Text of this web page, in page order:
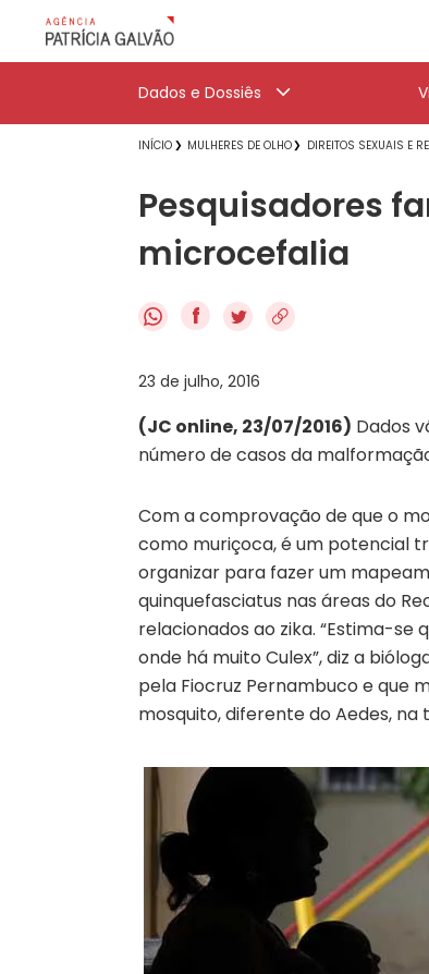
Dados e Dossiês
INÍCIO MULHERES DE OLHO DIREITOS SEXUAIS E
Pesquisadores
microcefalia
f
23 de julho, 2016
(JC online, 23/07/2016) Dados
número de casos da
Com a comprovação de que o
como muriçoca, é um potencial
organizar para fazer um
quinquefasciatus nas áreas do
relacionados ao zika. “Estima-se
onde há muito Culex”, diz a
pela Fiocruz Pernambuco e que
mosquito, diferente do Aedes, na